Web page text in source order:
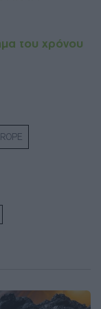
του χρόνου